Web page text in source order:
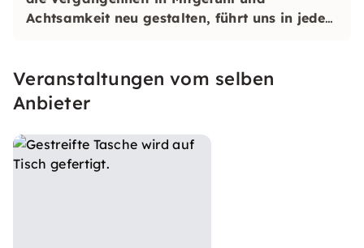
Achtsamkeit neu gestalten, führt uns in jedem
Veranstaltungen vom selben
Anbieter